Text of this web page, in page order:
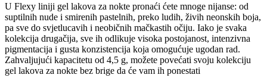
U Flexy liniji gel lakova za nokte pronaći ćete mnoge nijanse: od
suptilnih nude i smirenih pastelnih, preko ludih, živih neonskih boja,
pa sve do svjetlucavih i neobičnih mačkastih očiju. Iako je svaka
kolekcija drugačija, sve ih odlikuje visoka postojanost, intenzivna
pigmentacija i gusta konzistencija koja omogućuje ugodan rad.
Zahvaljujući kapacitetu od 4,5 g, možete povećati svoju kolekciju
gel lakova za nokte bez brige da će vam ih ponestati